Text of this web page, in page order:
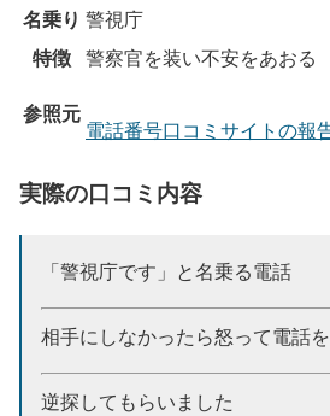
名乗り 警視庁
特徴 警察官を装い不安をあおる
参照元
電話番号口コミサイトの報
実際の口コミ内容
「警視庁です」と名乗る電話
相手にしなかったら怒って電話
逆探してもらいました